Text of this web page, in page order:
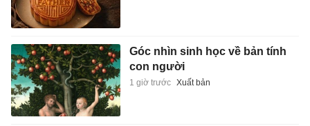
Góc nhìn sinh học về bản tính
con người
1 giờ trước Xuất bản